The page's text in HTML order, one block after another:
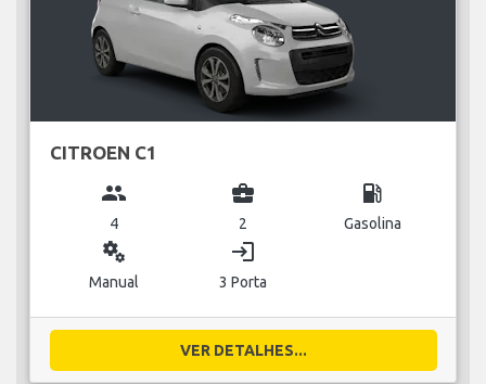
CITROEN C1
group
4
business_center
2
local_gas_station
Gasolina
miscellaneous_services
Manual
login
3 Porta
VER DETALHES...